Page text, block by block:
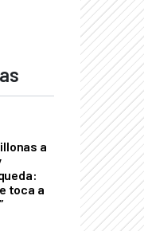
a
toca a